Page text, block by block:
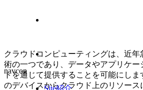
クラウドコンピューティングは、近
術の一つであり、データやアプリケー
トを通じて提供することを可能にし
のデバイスからクラウド上のリソー
navcon
Site紹介